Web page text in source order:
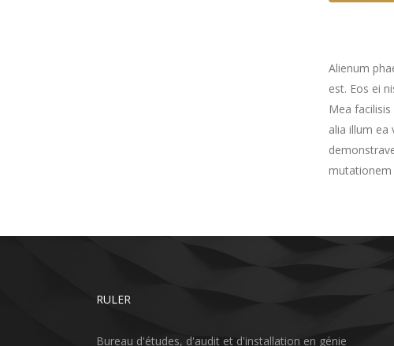
Alienum
est. Eos ei
Mea
alia illum ea
mutationem
RULER
Bureau d'études, d'audit et d'installation en génie